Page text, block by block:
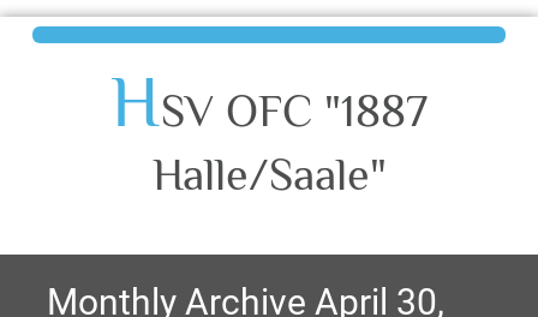
HSV OFC "1887
Halle/Saale"
Monthly Archive April 30,